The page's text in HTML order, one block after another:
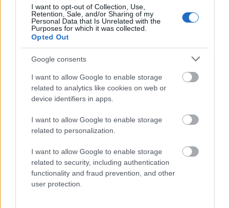
I want to opt-out of Collection, Use,
Retention, Sale, and/or Sharing of my
Personal Data that Is Unrelated with the
Purposes for which it was collected.
Opted Out
Google consents
I want to allow Google to enable storage
related to analytics like cookies on web or
device identifiers in apps.
I want to allow Google to enable storage
related to personalization.
I want to allow Google to enable storage
related to security, including authentication
functionality and fraud prevention, and other
user protection.
środkowojęzykowy
spa